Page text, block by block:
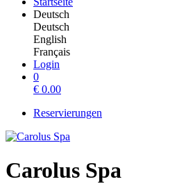
Deutsch
Deutsch
English
Français
Login
0
€ 0.00
Reservierungen
Carolus Spa